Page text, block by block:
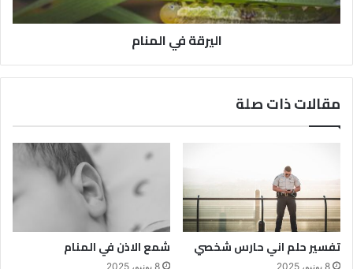
اليرقة في المنام
مقالات ذات صلة
تفسير حلم اني حارس شخصي
8 يونيو، 2025
شمع الاذن في المنام
8 يونيو، 2025